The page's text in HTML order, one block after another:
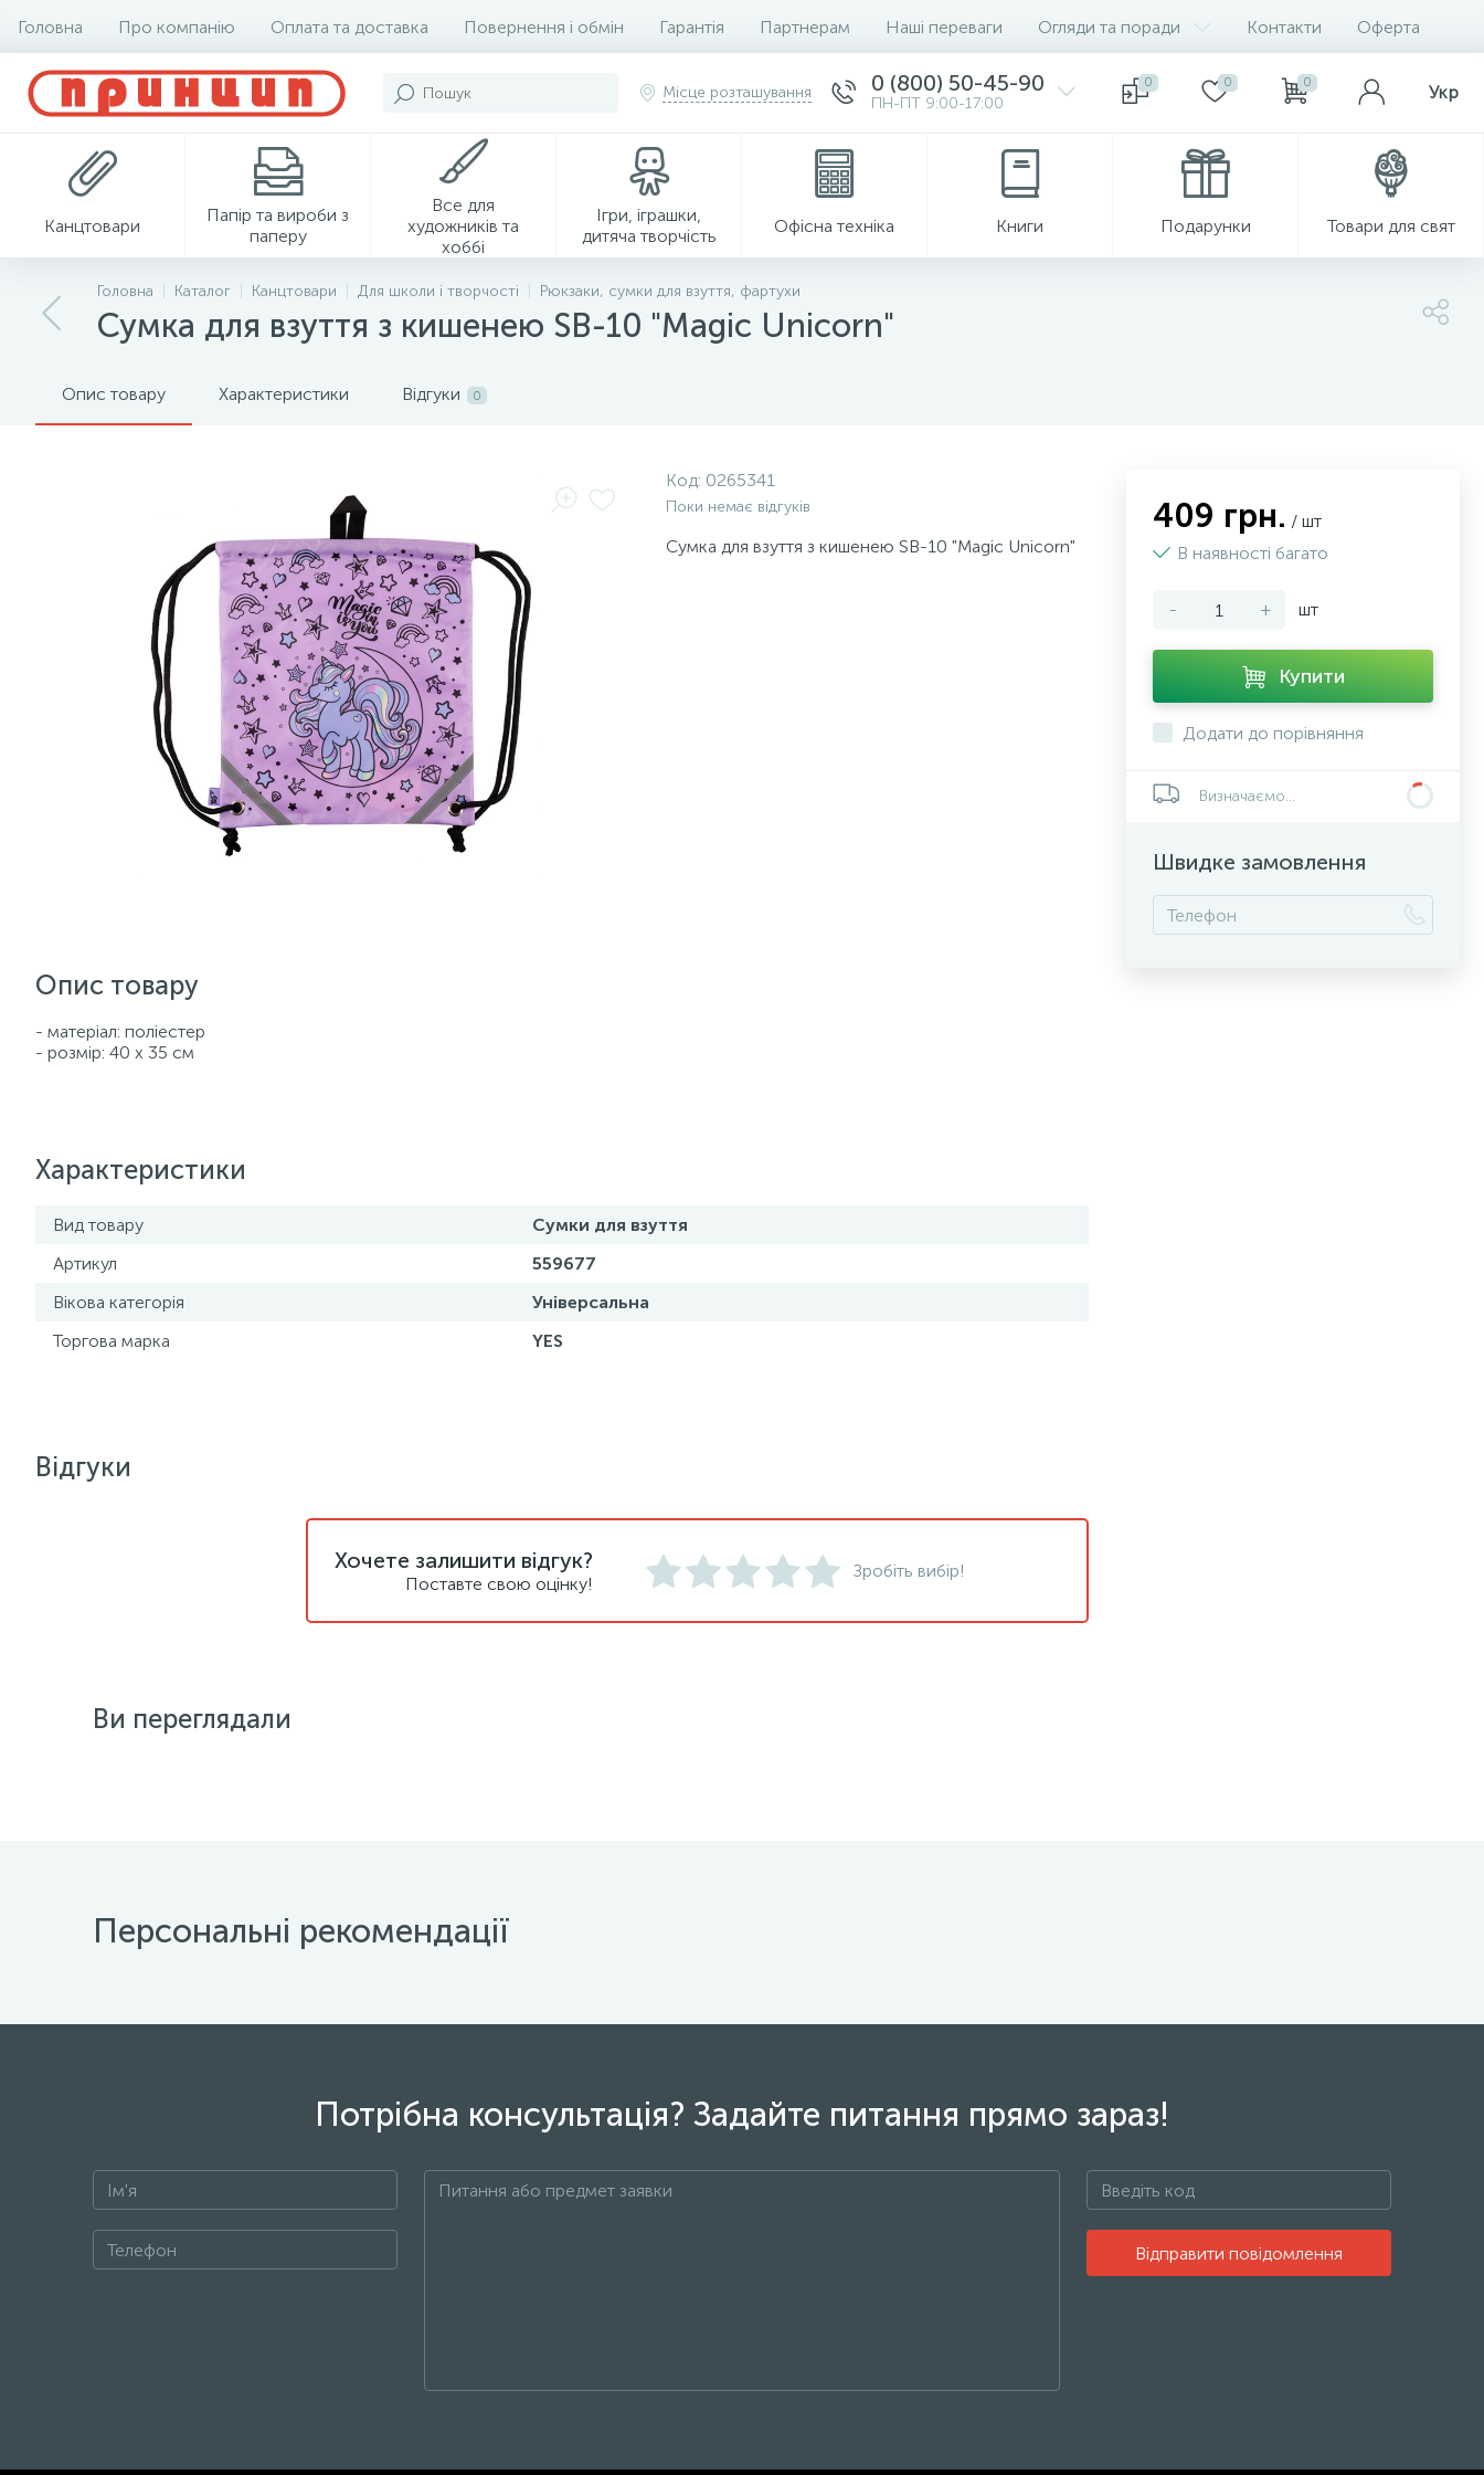
Головна Про компанію Оплата та доставка Повернення і обмін Гарантія Партнерам Наші переваги Огляди та поради Контакти Оферта
Місце розташування 0 (800) 50-45-90
ПН-ПТ 9:00-17:00
0 0 0 Укр
Канцтовари
Папір та вироби з
паперу
Все для
художників та
хоббі
Ігри, іграшки,
дитяча творчість
Офісна техніка Книги Подарунки Товари для свят
Господарські товари
Головна Каталог Канцтовари Для школи і творчості Рюкзаки, сумки для взуття, фартухи
Сумка для взуття з кишенею SB-10 "Magic Unicorn"
Опис товару Характеристики Відгуки 0
Код: 0265341
Поки немає відгуків
Сумка для взуття з кишенею SB-10 "Magic Unicorn"
Опис товару
- матеріал: поліестер
- розмір: 40 х 35 см
Характеристики
Вид товару
Сумки для взуття
Артикул
559677
Вікова категорія
Універсальна
Торгова марка
YES
409 грн. / шт
В наявності багато
- + шт
Купити
Додати до порівняння
Визначаємо...
Швидке замовлення
Відгуки
Хочете залишити відгук?
Поставте свою оцінку!
Зробіть вибір!
Ви переглядали
Персональні рекомендації
Потрібна консультація? Задайте питання прямо зараз!
Відправити повідомлення